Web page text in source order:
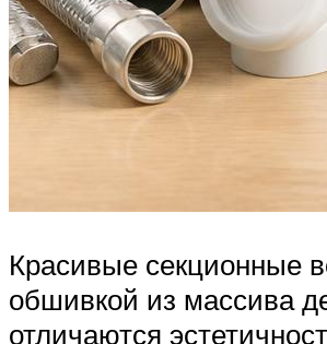
Красивые секционные
обшивкой из массива
отличаются